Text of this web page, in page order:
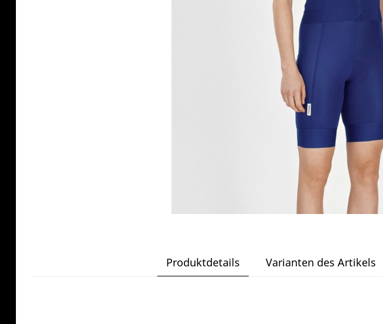
Produktdetails Varianten des Artikels